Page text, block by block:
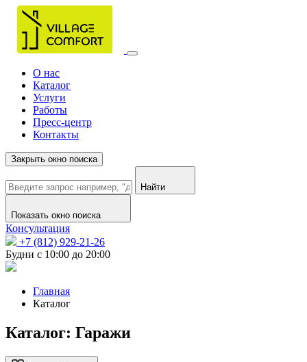
О нас
Каталог
Услуги
Работы
Пресс-центр
Контакты
Закрыть окно поиска
Найти
Показать окно поиска
Консультация
+7 (812) 929-21-26
Будни с 10:00 до 20:00
Главная
Каталог
Каталог: Гаражи